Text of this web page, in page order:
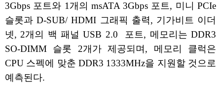
3Gbps 포트와 1개의 msATA 3Gbps 포트, 미니 PCIe
슬롯과 D-SUB/ HDMI 그래픽 출력, 기가비트 이더
넷, 2개의 백 패널 USB 2.0 포트, 메모리는 DDR3
SO-DIMM 슬롯 2개가 제공되며, 메모리 클럭은
CPU 스펙에 맞춘 DDR3 1333MHz을 지원할 것으로
예측된다.